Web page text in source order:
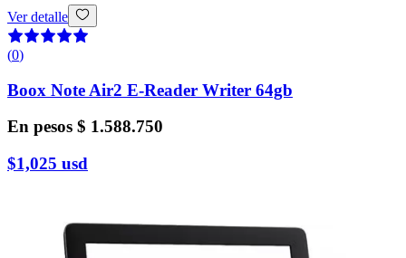
Ver detalle
(0)
Boox Note Air2 E-Reader Writer 64gb
En pesos $ 1.588.750
$1,025 usd